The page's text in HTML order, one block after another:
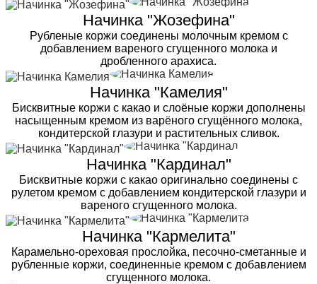
Начинка "Жозефина"
Рубленые коржи соединены молочным кремом с
добавлением вареного сгущенного молока и
дробленного арахиса.
Начинка "Камелия"
Бисквитные коржи с какао и слоёные коржи дополнены
насыщенным кремом из варёного сгущённого молока,
кондитерской глазури и растительных сливок.
Начинка "Кардинал"
Бисквитные коржи с какао оригинально соединены с
рулетом кремом с добавлением кондитерской глазури и
вареного сгущенного молока.
Начинка "Кармелита"
Карамельно-ореховая прослойка, песочно-сметанные и
рубленные коржи, соединенные кремом с добавлением
сгущенного молока.